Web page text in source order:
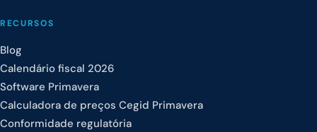
RECURSOS
Blog
Calendário fiscal 2026
Software Primavera
Calculadora de preços Cegid Primavera
Conformidade regulatória